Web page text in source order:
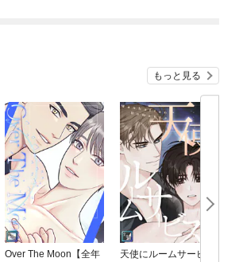
もっと見る
Over The Moon【全年
天使にルームサービス